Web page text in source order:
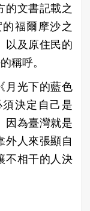
的文書記載之
福爾摩沙之
以及原住民的
稱呼。
月光下的藍色
決定自己是
因為臺灣就是
外人來張顯自
不相干的人決